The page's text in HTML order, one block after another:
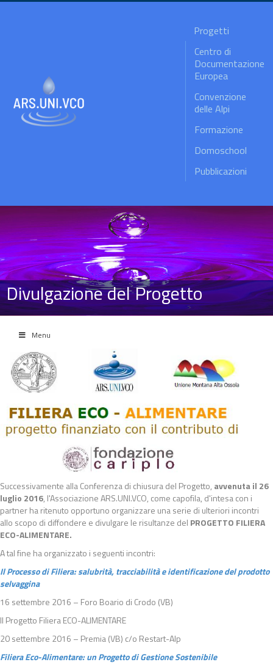
Progetti
Centro di
Documentazione
Europea
Convenzione
delle Alpi
Formazione
Domoschool
Pubblicazioni
Divulgazione del Progetto
Menu
Successivamente alla Conferenza di chiusura del Progetto, avvenuta il 26
luglio 2016, l'Associazione ARS.UNI.VCO, come capofila, d'intesa con i
partner ha ritenuto opportuno organizzare una serie di ulteriori incontri
allo scopo di diffondere e divulgare le risultanze del PROGETTO FILIERA
ECO-ALIMENTARE.
A tal fine ha organizzato i seguenti incontri:
Il Processo di Filiera: salubrità, tracciabilità e identificazione del prodotto
selvaggina
16 settembre 2016 – Foro Boario di Crodo (VB)
Il Progetto Filiera ECO-ALIMENTARE
20 settembre 2016 – Premia (VB) c/o Restart-Alp
Filiera Eco-Alimentare: un Progetto di Gestione Sostenibile